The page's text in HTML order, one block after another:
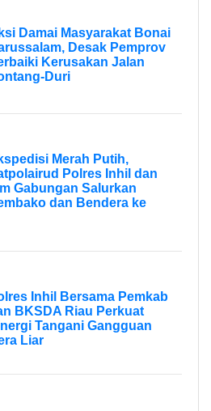
Damai Masyarakat Bonai
Desak Pemprov
Kerusakan Jalan
Duri
Merah Putih,
Polres Inhil dan
Gabungan Salurkan
dan Bendera ke
Inhil Bersama Pemkab
BKSDA Riau Perkuat
Tangani Gangguan
Liar